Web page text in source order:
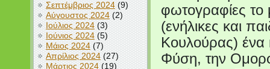
Σεπτέμβριος 2024(9)
Αύγουστος 2024(2)
Ιούλιος 2024(3)
Ιούνιος 2024(5)
Μάιος 2024(7)
Απρίλιος 2024(27)
Μάρτιος 2024(19)
φωτογραφίες το
(ενήλικες και
Κουλούρας) ένα
Φύση, την